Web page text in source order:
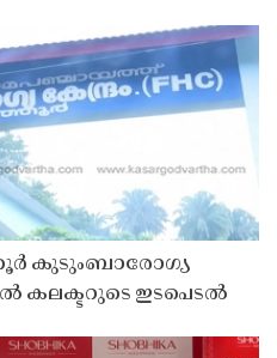
കുടുംബാരോഗ്യ
കലക്ടറുടെ ഇടപെടൽ